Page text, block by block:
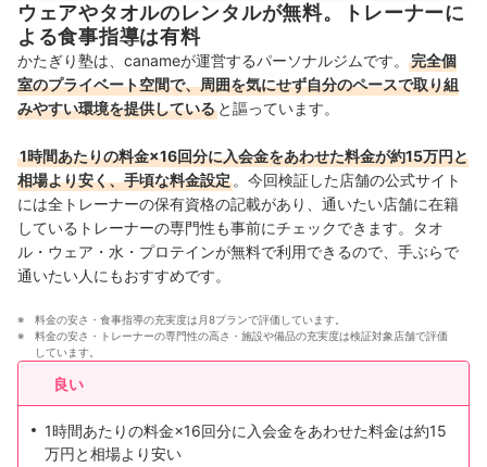
ウェアやタオルのレンタルが無料。トレーナーに
よる食事指導は有料
かたぎり塾は、canameが運営するパーソナルジムです。
完全個
室のプライベート空間で、周囲を気にせず自分のペースで取り組
みやすい環境を提供している と謳っています。
1時間あたりの料金×16回分に入会金をあわせた料金が約15万円と
相場より安く、手頃な料金設定 。今回検証した店舗の公式サイト
には全トレーナーの保有資格の記載があり、通いたい店舗に在籍
しているトレーナーの専門性も事前にチェックできます。タオ
ル・ウェア・水・プロテインが無料で利用できるので、手ぶらで
通いたい人にもおすすめです。
料金の安さ・食事指導の充実度は月8プランで評価しています。
料金の安さ・トレーナーの専門性の高さ・施設や備品の充実度は検証対象店舗で評価
しています。
良い
1時間あたりの料金×16回分に入会金をあわせた料金は約15
万円と相場より安い